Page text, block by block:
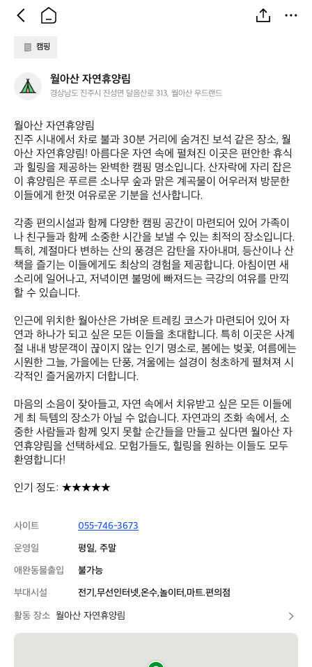
캠핑
아
자
연
휴
양
림
월아산 자연휴양림
경상남도 진주시 진성면 달음산로 313, 월아산 우드랜드
월아산 자연휴양림
진주 시내에서 차로 불과 30분 거리에 숨겨진 보석 같은 장소, 월
아산 자연휴양림! 아름다운 자연 속에 펼쳐진 이곳은 편안한 휴식
과 힐링을 제공하는 완벽한 캠핑 명소입니다. 산자락에 자리 잡은
이 휴양림은 푸르른 소나무 숲과 맑은 계곡물이 어우러져 방문한
이들에게 한껏 여유로운 기분을 선사합니다.
각종 편의시설과 함께 다양한 캠핑 공간이 마련되어 있어 가족이
나 친구들과 함께 소중한 시간을 보낼 수 있는 최적의 장소입니다.
특히, 계절마다 변하는 산의 풍경은 감탄을 자아내며, 등산이나 산
책을 즐기는 이들에게도 최상의 경험을 제공합니다. 아침이면 새
소리에 일어나고, 저녁이면 불멍에 빠져드는 극강의 여유를 만끽
할 수 있습니다.
인근에 위치한 월아산은 가벼운 트레킹 코스가 마련되어 있어 자
연과 하나가 되고 싶은 모든 이들을 초대합니다. 특히 이곳은 사계
절 내내 방문객이 끊이지 않는 인기 명소로, 봄에는 벚꽃, 여름에는
시원한 그늘, 가을에는 단풍, 겨울에는 설경이 청초하게 펼쳐져 시
각적인 즐거움까지 더합니다.
마음의 소음이 잦아들고, 자연 속에서 치유받고 싶은 모든 이들에
게 최 득템의 장소가 아닐 수 없습니다. 자연과의 조화 속에서, 소
중한 사람들과 함께 잊지 못할 순간들을 만들고 싶다면 월아산 자
연휴양림을 선택하세요. 모험가들도, 힐링을 원하는 이들도 모두
환영합니다!
인기 정도: ★★★★★
사이트
055-746-3673
운영일
평일, 주말
애완동물출입
불가능
부대시설
전기,무선인터넷,온수,놀이터,마트.편의점
활동 장소 월아산 자연휴양림